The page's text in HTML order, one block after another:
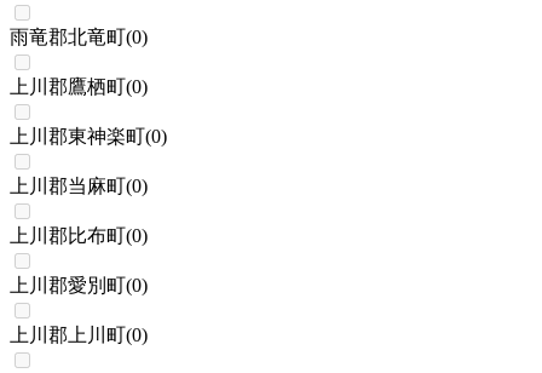
雨竜郡北竜町(0)
上川郡鷹栖町(0)
上川郡東神楽町(0)
上川郡当麻町(0)
上川郡比布町(0)
上川郡愛別町(0)
上川郡上川町(0)